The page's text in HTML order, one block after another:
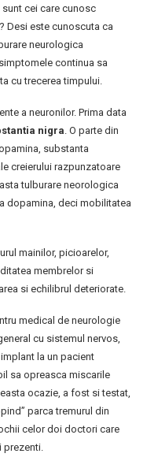
cei care cunosc
Desi este cunoscuta ca
neurologica
continua sa
cu trecerea timpului.
a neuronilor. Prima data
nigra. O parte din
substanta
creierului razpunzatoare
tulburare neorologica
dopamina, deci mobilitatea
mainilor, picioarelor,
membrelor si
si echilibrul deteriorate.
medical de neurologie
cu sistemul nervos,
la un pacient
sa opreasca miscarile
ocazie, a fost si testat,
parca tremurul din
celor doi doctori care
prezenti.